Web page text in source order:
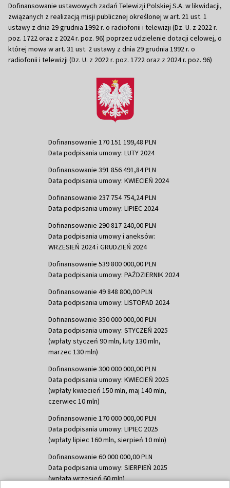
Dofinansowanie ustawowych zadań Telewizji Polskiej S.A. w likwidacji,
związanych z realizacją misji publicznej określonej w art. 21 ust. 1
ustawy z dnia 29 grudnia 1992 r. o radiofonii i telewizji (Dz. U. z 2022 r.
poz. 1722 oraz z 2024 r. poz. 96) poprzez udzielenie dotacji celowej, o
której mowa w art. 31 ust. 2 ustawy z dnia 29 grudnia 1992 r. o
radiofonii i telewizji (Dz. U. z 2022 r. poz. 1722 oraz z 2024 r. poz. 96)
Dofinansowanie 170 151 199,48 PLN
Data podpisania umowy: LUTY 2024
Dofinansowanie 391 856 491,84 PLN
Data podpisania umowy: KWIECIEŃ 2024
Dofinansowanie 237 754 754,24 PLN
Data podpisania umowy: LIPIEC 2024
Dofinansowanie 290 817 240,00 PLN
Data podpisania umowy i aneksów:
WRZESIEŃ 2024 i GRUDZIEŃ 2024
Dofinansowanie 539 800 000,00 PLN
Data podpisania umowy: PAŹDZIERNIK 2024
Dofinansowanie 49 848 800,00 PLN
Data podpisania umowy: LISTOPAD 2024
Dofinansowanie 350 000 000,00 PLN
Data podpisania umowy: STYCZEŃ 2025
(wpłaty styczeń 90 mln, luty 130 mln,
marzec 130 mln)
Dofinansowanie 300 000 000,00 PLN
Data podpisania umowy: KWIECIEŃ 2025
(wpłaty kwiecień 150 mln, maj 140 mln,
czerwiec 10 mln)
Dofinansowanie 170 000 000,00 PLN
Data podpisania umowy: LIPIEC 2025
(wpłaty lipiec 160 mln, sierpień 10 mln)
Dofinansowanie 60 000 000,00 PLN
Data podpisania umowy: SIERPIEŃ 2025
(wpłata wrzesień 60 mln)